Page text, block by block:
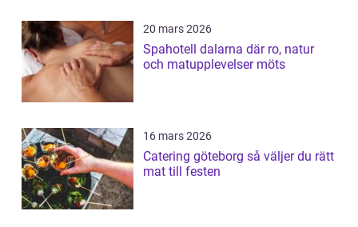
20 mars 2026
Spahotell dalarna där ro, natur
och matupplevelser möts
16 mars 2026
Catering göteborg så väljer du rätt
mat till festen